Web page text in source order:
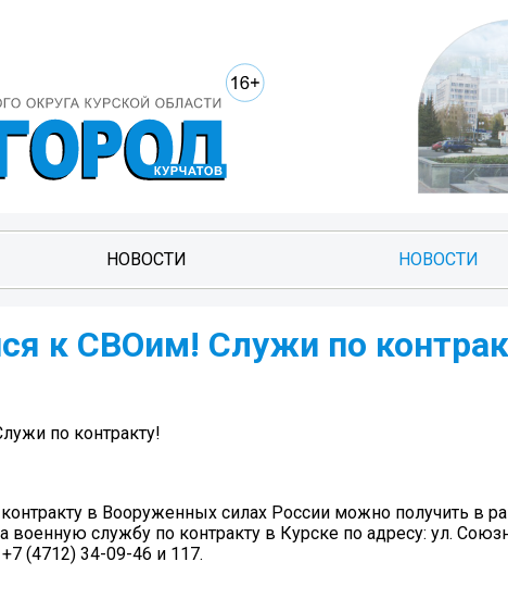
НОВОСТИ НОВОСТИ
к СВОим! Служи по
по контракту!
в Вооруженных силах России можно получить в
военную службу по контракту в Курске по адресу: ул.
(4712) 34-09-46 и 117.